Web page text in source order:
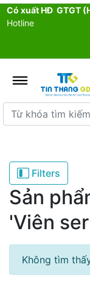
Có xuất HĐ GTGT
Hotline
Từ khóa tìm kiếm
Filters
Sản
'Viên
Không tìm